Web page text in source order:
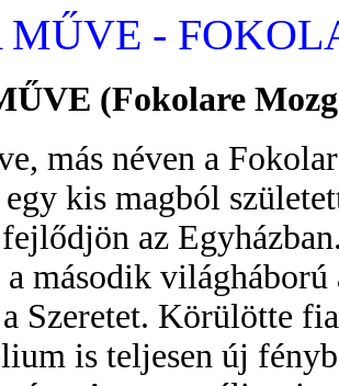
-
(Fokolare
más néven a
egy kis magból
az
a második
Szeretet. Körülötte
is teljesen új